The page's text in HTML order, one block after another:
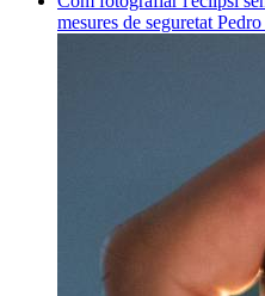
mesures de seguretat